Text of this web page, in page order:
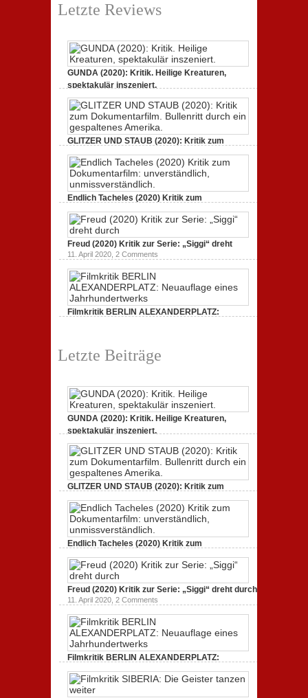
Letzte Reviews
GUNDA (2020): Kritik. Heilige Kreaturen,
spektakulär inszeniert.
GLITZER UND STAUB (2020): Kritik zum
Dokumentarfilm.
3. Oktober 2020,2 Comments
Endlich Tacheles (2020) Kritik zum
Dokumentarfilm: unverständlich,
19. Mai 2020,0 Comments
Freud (2020) Kritik zur Serie: „Siggi“ dreht
11. April 2020, 2 Comments
Filmkritik BERLIN ALEXANDERPLATZ:
Letzte Beiträge
GUNDA (2020): Kritik. Heilige Kreaturen,
spektakulär inszeniert.
GLITZER UND STAUB (2020): Kritik zum
Dokumentarfilm. Bullenritt durch ein
gespaltenes Amerika.
3. Oktober 2020,2 Comments
Endlich Tacheles (2020) Kritik zum
Dokumentarfilm: unverständlich,
unmissverständlich.
19. Mai 2020,0 Comments
Freud (2020) Kritik zur Serie: „Siggi“ dreht durch
11. April 2020, 2 Comments
Filmkritik BERLIN ALEXANDERPLATZ:
Neuauflage eines Jahrhundertwerks
1. März 2020,2 Comments